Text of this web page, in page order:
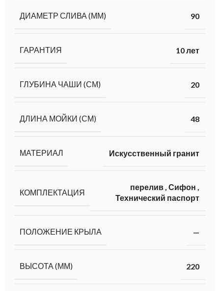
ДИАМЕТР СЛИВА (ММ) 90
ГАРАНТИЯ 10 лет
ГЛУБИНА ЧАШИ (СМ) 20
ДЛИНА МОЙКИ (СМ) 48
МАТЕРИАЛ Искусственный гранит
КОМПЛЕКТАЦИЯ
перелив, Сифон ,
Технический паспорт
ПОЛОЖЕНИЕ КРЫЛА —
ВЫСОТА (ММ) 220